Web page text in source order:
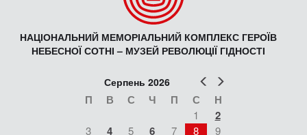
НАЦІОНАЛЬНИЙ МЕМОРІАЛЬНИЙ КОМПЛЕКС ГЕРОЇВ
НЕБЕСНОЇ СОТНІ – МУЗЕЙ РЕВОЛЮЦІЇ ГІДНОСТІ
Попер
Серпень 2026
П В С Ч П С Н
1 2
3 4 5 6 7 8
9